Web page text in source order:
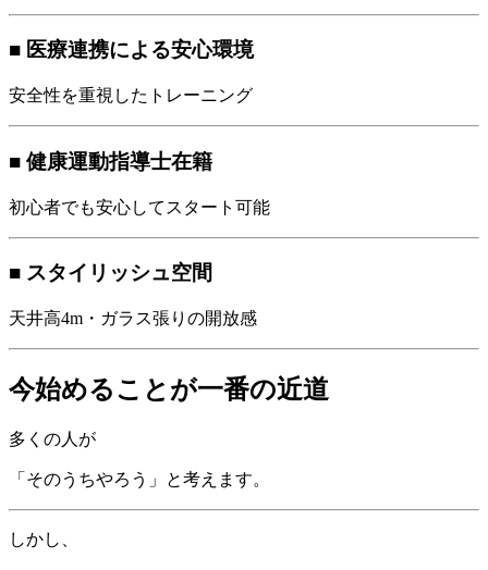
■ 医療連携による安心環境
安全性を重視したトレーニング
■ 健康運動指導士在籍
初心者でも安心してスタート可能
■ スタイリッシュ空間
天井高4m・ガラス張りの開放感
今始めることが一番の近道
多くの人が
「そのうちやろう」と考えます。
しかし、